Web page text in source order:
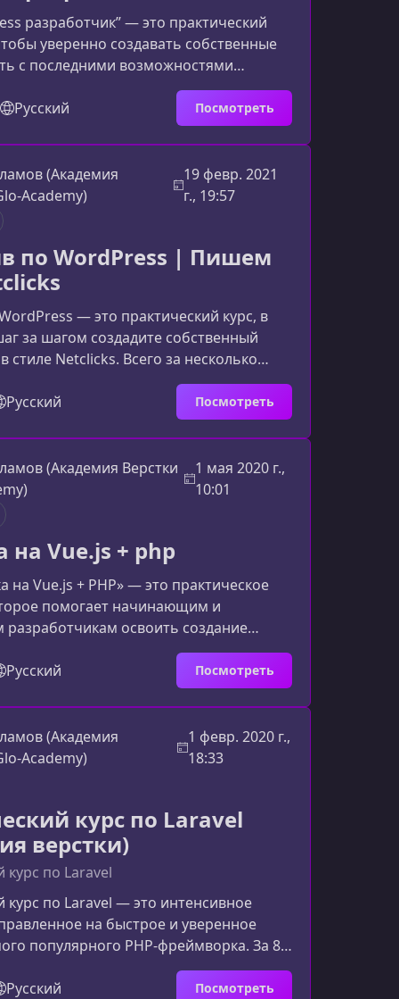
разработчик” — это практический
уверенно создавать собственные
с последними возможностями
проекты. Материал подойдет
HTML и CSS и стремится выйти на
в веб‑разработке.Чему вы научитесь
фокусируется на реальной
окружения и базового PHP до
темы и её
Русский Посмотреть
(Академия
Academy)
19 февр. 2021
г., 19:57
по WordPress | Пишем
— это практический курс, в
за шагом создадите собственный
стиле Netclicks. Всего за несколько
с ключевыми
WordPress, научитесь работать с
и даже изменять код
узнаете на интенсивеКурс выстроен
чтобы вы сразу применяли знания на
занятия вы начинаете работать
сайтом и к финал
Русский Посмотреть
(Академия Верстки
1 мая 2020 г.,
10:01
Vue.js + php
на Vue.js + PHP» — это практическое
помогает начинающим и
освоить создание
админ‑панели для лендингов. Вы
технологиях, процессе разработки SPA
собственное решение
вы получите от прохождения
дает не только теорию, но и
опыт. К концу обучения у вас
админка, готовая к использов
Русский Посмотреть
(Академия
Academy)
1 февр. 2020 г.,
18:33
курс по Laravel
верстки)
курс по Laravel
курс по Laravel — это интенсивное
на быстрое и уверенное
популярного PHP‑фреймворка. За 8
за шагом создадите полноценный блог
в ключевых возможностях Laravel,
Русский Посмотреть